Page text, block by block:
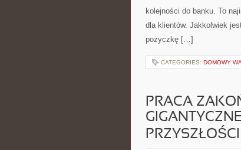
kolejności do banku. To
dla klientów. Jakkolwiek
pożyczkę […]
CATEGORIES: DOMOWY
PRACA
PRZYSZŁOŚCI